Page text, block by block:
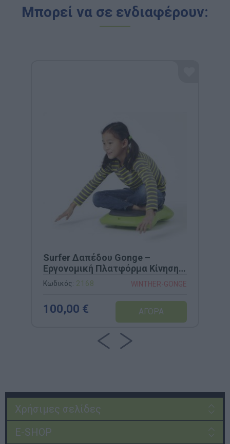
Μπορεί να σε ενδιαφέρουν:
Surfer Δαπέδου Gonge –
Εργονομική Πλατφόρμα Κίνησης
(Κωδ. 2168)
Κωδικός: 2168 WINTHER-GONGE
100,00 €
Χρήσιμες σελίδες
E-SHOP